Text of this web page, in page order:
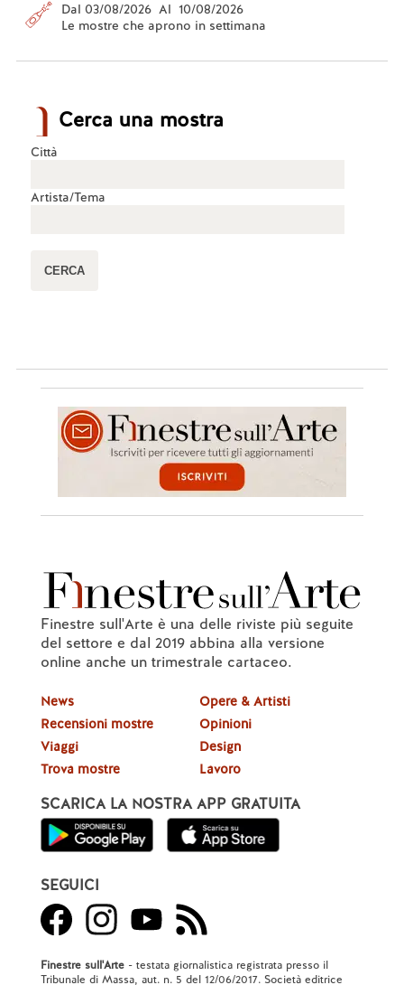
Dal 03/08/2026 Al 10/08/2026
Le mostre che aprono in settimana
Cerca una mostra
Città
Artista/Tema
Finestre sull'Arte è una delle riviste più seguite
del settore e dal 2019 abbina alla versione
online anche un trimestrale cartaceo.
News
Recensioni mostre
Viaggi
Trova mostre
Opere & Artisti
Opinioni
Design
Lavoro
SCARICA LA NOSTRA APP GRATUITA
SEGUICI
Finestre sull'Arte- testata giornalistica registrata presso il
Tribunale di Massa, aut. n. 5 del 12/06/2017. Società editrice